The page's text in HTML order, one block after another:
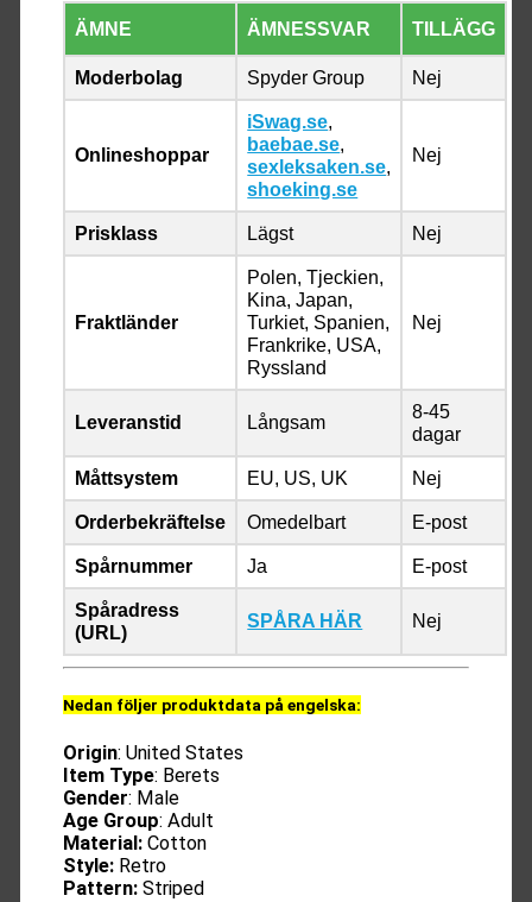
ÄMNE ÄMNESSVAR TILLÄGG
Moderbolag Spyder Group Nej
Onlineshoppar
iSwag.se,
baebae.se,
sexleksaken.se,
shoeking.se
Nej
Prisklass Lägst Nej
Fraktländer
Polen, Tjeckien,
Kina, Japan,
Turkiet, Spanien,
Frankrike, USA,
Ryssland
Nej
Leveranstid Långsam
8-45
dagar
Måttsystem EU, US, UK Nej
Orderbekräftelse Omedelbart E-post
Spårnummer Ja E-post
Spåradress
(URL)
SPÅRA HÄR Nej
Nedan följer produktdata på engelska:
Origin: United States
Item Type: Berets
Gender: Male
Age Group: Adult
Material: Cotton
Style: Retro
Pattern: Striped